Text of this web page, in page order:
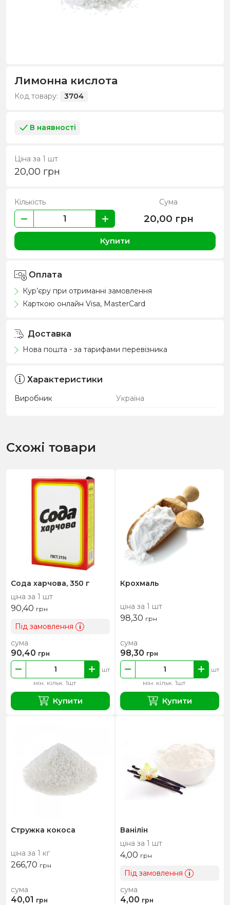
Лимонна кислота
Код товару: 3704
В наявності
Ціна за 1 шт
20,00 грн
Кількість Сума
20,00 грн
Купити
Оплата
Кур’єру при отриманні замовлення
Карткою онлайн Visa, MasterCard
Доставка
Нова пошта - за тарифами перевізника
Характеристики
Виробник Україна
Схожі товари
Сода харчова, 350 г
ціна за 1 шт
90,40 грн
Під замовлення i
мін. кільк. 1шт
шт
сума
90,40 грн
Купити
Крохмаль
ціна за 1 шт
98,30 грн
мін. кільк. 1шт
шт
сума
98,30 грн
Купити
Стружка кокоса
ціна за 1 кг
266,70 грн
сума
40,01 грн
Ванілін
ціна за 1 шт
4,00 грн
Під замовлення i
сума
4,00 грн